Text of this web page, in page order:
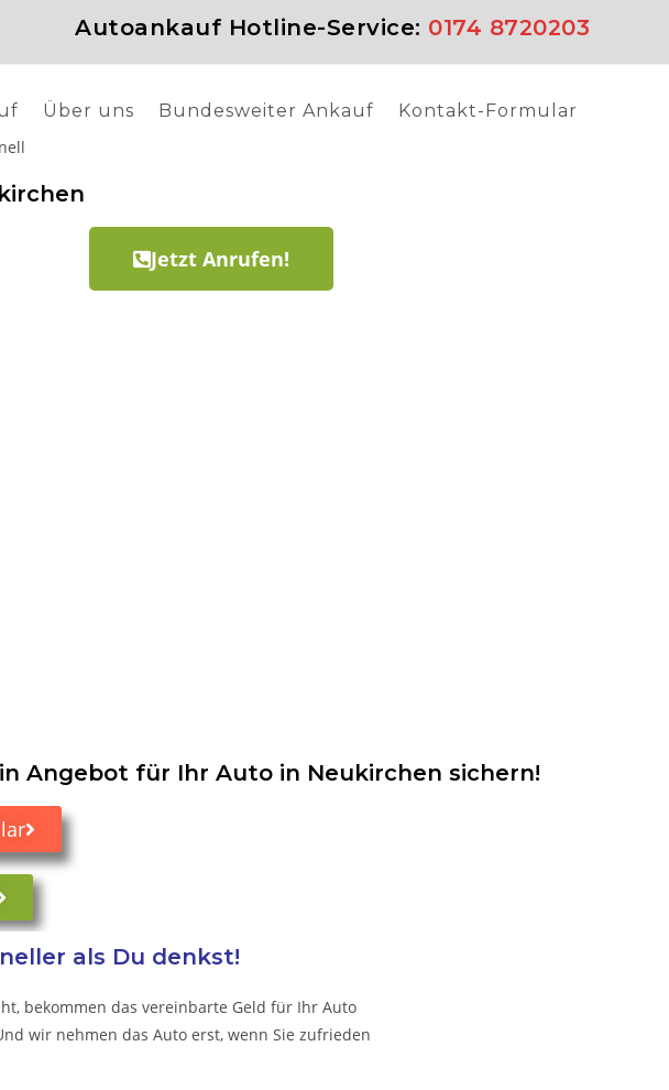
Autoankauf Hotline-Service: 0174 8720203
Über uns Bundesweiter Ankauf Kontakt-Formular
Jetzt Anrufen!
Angebot für Ihr Auto in Neukirchen sichern!
als Du denkst!
bekommen das vereinbarte Geld für Ihr Auto
wir nehmen das Auto erst, wenn Sie zufrieden